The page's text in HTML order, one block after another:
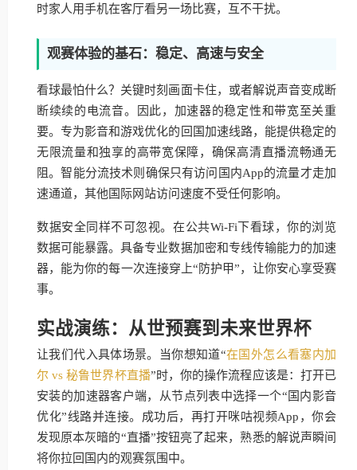
时家人用手机在客厅看另一场比赛，互不干扰。
观赛体验的基石：稳定、高速与安全
看球最怕什么？关键时刻画面卡住，或者解说声音变成断
断续续的电流音。因此，加速器的稳定性和带宽至关重
要。专为影音和游戏优化的回国加速线路，能提供稳定的
无限流量和独享的高带宽保障，确保高清直播流畅通无
阻。智能分流技术则确保只有访问国内App的流量才走加
速通道，其他国际网站访问速度不受任何影响。
数据安全同样不可忽视。在公共Wi-Fi下看球，你的浏览
数据可能暴露。具备专业数据加密和专线传输能力的加速
器，能为你的每一次连接穿上“防护甲”，让你安心享受赛
事。
实战演练：从世预赛到未来世界杯
让我们代入具体场景。当你想知道“在国外怎么看塞内加
尔 vs 秘鲁世界杯直播”时，你的操作流程应该是：打开已
安装的加速器客户端，从节点列表中选择一个“国内影音
优化”线路并连接。成功后，再打开咪咕视频App，你会
发现原本灰暗的“直播”按钮亮了起来，熟悉的解说声瞬间
将你拉回国内的观赛氛围中。